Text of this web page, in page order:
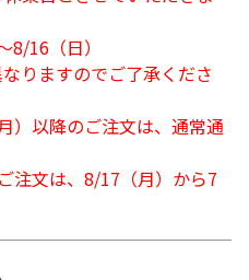
8/16（日）
りますのでご了承くださ
）以降のご注文は、通常通
注文は、8/17（月）から7